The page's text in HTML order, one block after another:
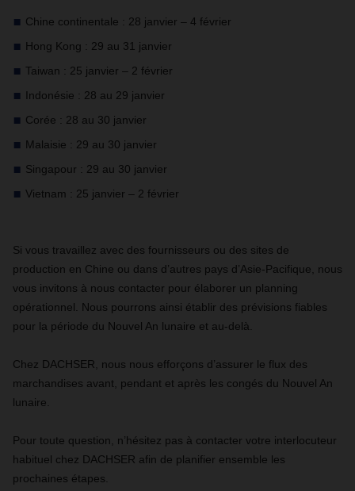
Chine continentale : 28 janvier – 4 février
Hong Kong : 29 au 31 janvier
Taiwan : 25 janvier – 2 février
Indonésie : 28 au 29 janvier
Corée : 28 au 30 janvier
Malaisie : 29 au 30 janvier
Singapour : 29 au 30 janvier
Vietnam : 25 janvier – 2 février
Si vous travaillez avec des fournisseurs ou des sites de
production en Chine ou dans d’autres pays d’Asie-Pacifique, nous
vous invitons à nous contacter pour élaborer un planning
opérationnel. Nous pourrons ainsi établir des prévisions fiables
pour la période du Nouvel An lunaire et au-delà.
Chez DACHSER, nous nous efforçons d’assurer le flux des
marchandises avant, pendant et après les congés du Nouvel An
lunaire.
Pour toute question, n’hésitez pas à contacter votre interlocuteur
habituel chez DACHSER afin de planifier ensemble les
prochaines étapes.